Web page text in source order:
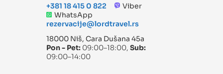
+381 18 415 0 822
Viber
WhatsApp
rezervacije@lordtravel.rs
18000 Niš, Cara Dušana 45a
Pon - Pet: 09:00–18:00, Sub:
09:00–14:00